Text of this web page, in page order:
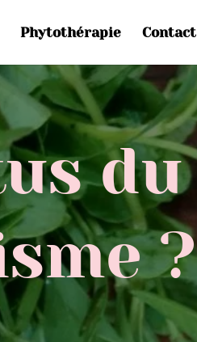
Phytothérapie Contact
du
?